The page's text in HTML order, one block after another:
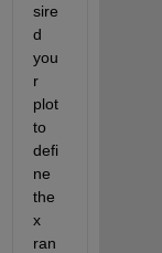
sire
d
you
r
plot
to
defi
ne
the
x
ran